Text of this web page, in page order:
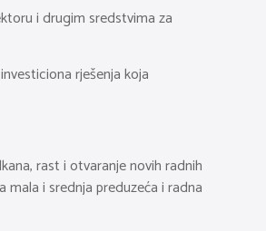
i drugim sredstvima za
rješenja koja
rast i otvaranje novih radnih
i srednja preduzeća i radna